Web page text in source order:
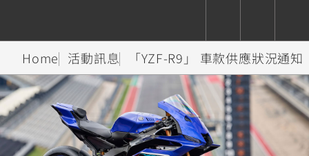
依風格 依排氣量
Super
Sport
Hyper
Naked
Sport
Heritage
依風格 依排氣量
Premium Sport FashionAdventure Family
CUXiE
2.5 kw
追蹤愛車
Home 活動訊息 「YZF-R9」 車款供應狀況通知